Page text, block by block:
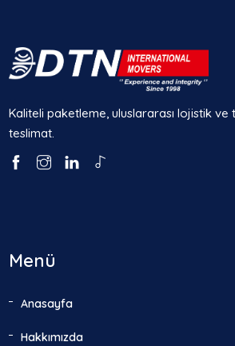
Kaliteli paketleme, uluslararası lojistik ve
teslimat.
Menü
Anasayfa
Hakkımızda